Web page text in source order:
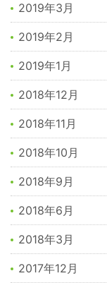
2019年3月
2019年2月
2019年1月
2018年12月
2018年11月
2018年10月
2018年9月
2018年6月
2018年3月
2017年12月